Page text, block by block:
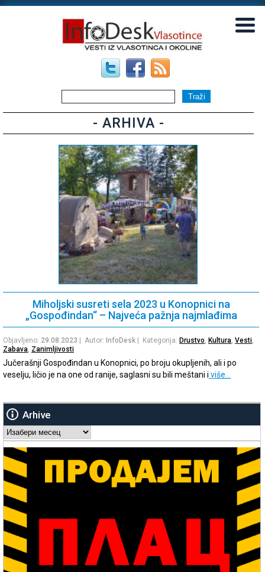
- ARHIVA -
Miholjski susreti sela 2023 u Konopnici na
„Gospođindan“ – Najveća pažnja najmlađima
Objavljeno: 29.08.2023 | Autor: InfoDesk | Kategorija: Drustvo, Kultura, Vesti,
Zabava, Zanimljivosti
Jučerašnji Gospođindan u Konopnici, po broju okupljenih, ali i po
veselju, ličio je na one od ranije, saglasni su bili meštani i više…
Arhive
Arhive